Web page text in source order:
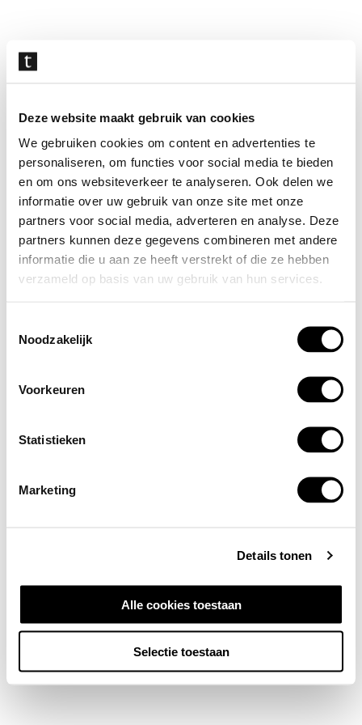
Deze website maakt gebruik van cookies
We gebruiken cookies om content en advertenties te
personaliseren, om functies voor social media te bieden
en om ons websiteverkeer te analyseren. Ook delen we
informatie over uw gebruik van onze site met onze
partners voor social media, adverteren en analyse. Deze
partners kunnen deze gegevens combineren met andere
informatie die u aan ze heeft verstrekt of die ze hebben
verzameld op basis van uw gebruik van hun services.
Noodzakelijk
Voorkeuren
Statistieken
Marketing
Details tonen
Alle cookies toestaan
Selectie toestaan
overslaan